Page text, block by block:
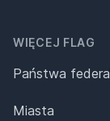
WIĘCEJ FLAG
Państwa
Miasta